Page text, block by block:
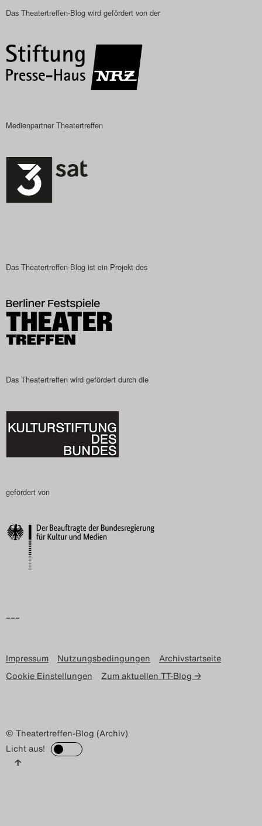
Das Theatertreffen-Blog wird gefördert von der
Medienpartner Theatertreffen
Das Theatertreffen-Blog ist ein Projekt des
Das Theatertreffen wird gefördert durch die
gefördert von
–––
Impressum Nutzungsbedingungen
Archivstartseite
Cookie Einstellungen
Zum aktuellen TT-Blog →
© Theatertreffen-Blog (Archiv)
Licht aus!
↑